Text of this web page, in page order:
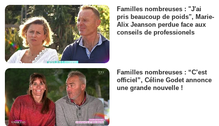
Familles nombreuses : "J'ai
pris beaucoup de poids", Marie-
Alix Jeanson perdue face aux
conseils de professionels
Familles nombreuses : “C’est
officiel”, Céline Godet annonce
une grande nouvelle !